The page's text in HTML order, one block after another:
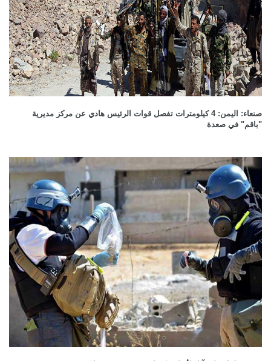
صنعاء: اليمن: 4 كيلومترات تفصل قوات الرئيس هادي عن مركز مديرية
"باقم" في صعدة